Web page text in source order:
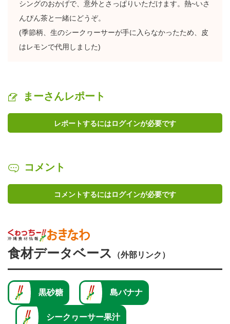
シングのおかげで、意外とさっぱりいただけます。熱~いさ
んぴん茶と一緒にどうぞ。
(季節柄、生のシークヮーサーが手に入らなかったため、皮
はレモンで代用しました)
まーさんレポート
レポートするにはログインが必要です
コメント
コメントするにはログインが必要です
食材データベース （外部リンク）
黒砂糖 島バナナ
シークヮーサー果汁